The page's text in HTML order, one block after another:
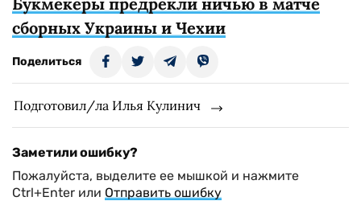
сборных Украины и Чехии
Поделиться
Подготовил/ла Илья Кулинич
Заметили ошибку?
Пожалуйста, выделите ее мышкой и нажмите
Ctrl+Enter или Отправить ошибку